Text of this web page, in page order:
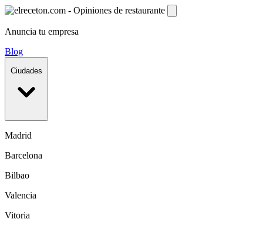
Anuncia tu empresa
Blog
Ciudades
Madrid
Barcelona
Bilbao
Valencia
Vitoria